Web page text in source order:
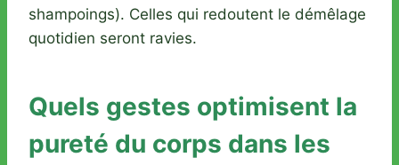
shampoings). Celles qui redoutent le démêlage
quotidien seront ravies.
Quels gestes optimisent la
pureté du corps dans les